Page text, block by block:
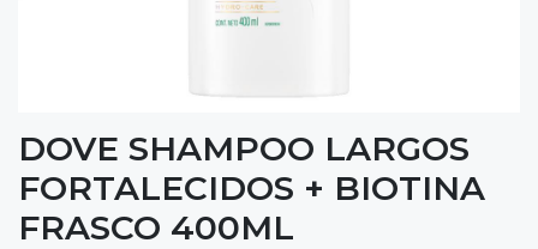
DOVE SHAMPOO LARGOS
FORTALECIDOS + BIOTINA
FRASCO 400ML